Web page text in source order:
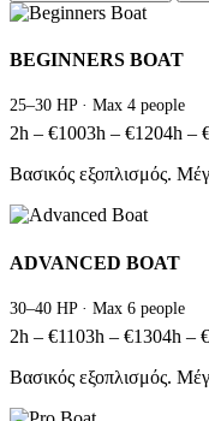
BEGINNERS BOAT
25–30 HP · Max 4 people
2h – €1003h – €1204h –
Βασικός εξοπλισμός.
ADVANCED BOAT
30–40 HP · Max 6 people
2h – €1103h – €1304h –
Βασικός εξοπλισμός.